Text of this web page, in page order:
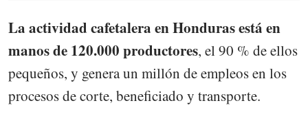
La actividad cafetalera en Honduras está en
manos de 120.000 productores, el 90 % de ellos
pequeños, y genera un millón de empleos en los
procesos de corte, beneficiado y transporte.